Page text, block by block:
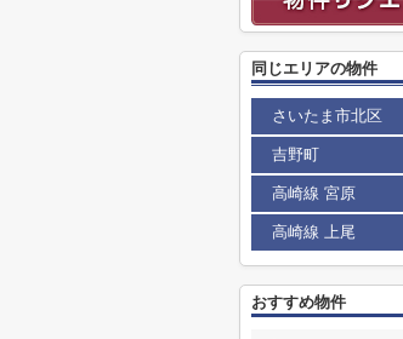
同じエリアの物件
さいたま市北区
吉野町
高崎線 宮原
高崎線 上尾
おすすめ物件